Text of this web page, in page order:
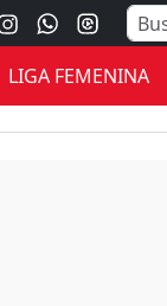
LIGA FEMENINA